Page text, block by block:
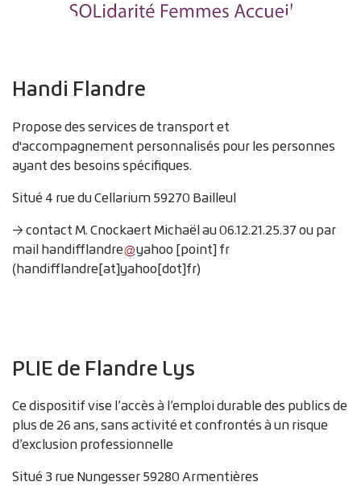
Handi Flandre
Propose des services de transport et
d'accompagnement personnalisés pour les personnes
ayant des besoins spécifiques.
Situé 4 rue du Cellarium 59270 Bailleul
→ contact M. Cnockaert Michaël au 06.12.21.25.37 ou par
mailhandifflandre yahoo[point]fr
(handifflandre[at]yahoo[dot]fr)
PLIE de Flandre Lys
Ce dispositif vise l’accès à l’emploi durable des publics de
plus de 26 ans, sans activité et confrontés à un risque
d’exclusion professionnelle
Situé 3 rue Nungesser 59280 Armentières